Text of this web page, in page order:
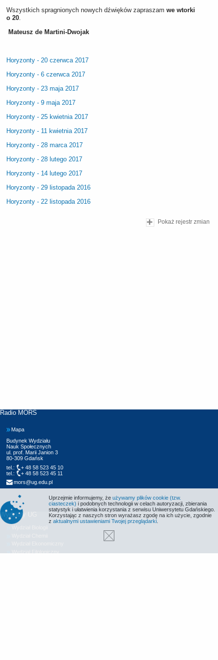
Wszystkich spragnionych nowych dźwięków zapraszam we wtorki
o 20
Mateusz de Martini-Dwojak
Horyzonty - 20 czerwca 2017
Horyzonty - 6 czerwca 2017
Horyzonty - 23 maja 2017
Horyzonty - 9 maja 2017
Horyzonty - 25 kwietnia 2017
Horyzonty - 11 kwietnia 2017
Horyzonty - 28 marca 2017
Horyzonty - 28 lutego 2017
Horyzonty - 14 lutego 2017
Horyzonty - 29 listopada 2016
Horyzonty - 22 listopada 2016
Pokaż rejestr zmian
Radio MORS
Mapa
Budynek Wydziału
Nauk Społecznych
ul. prof. Marii Janion 3
80-309 Gdańsk
tel.:
+ 48 58 523 45 10
tel.:
+ 48 58 523 45 11
mors@ug.edu.pl
Wydziały UG
Uprzejmie informujemy, że używamy plików cookie (tzw.
ciasteczek) i podobnych technologii w celach autoryzacji, zbierania
statystyk i ułatwienia korzystania z serwisu Uniwersytetu Gdańskiego.
Korzystając z naszych stron wyrażasz zgodę na ich użycie, zgodnie
z aktualnymi ustawieniami Twojej przeglądarki